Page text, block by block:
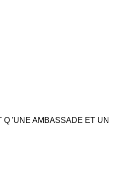
Q 'UNE AMBASSADE ET UN